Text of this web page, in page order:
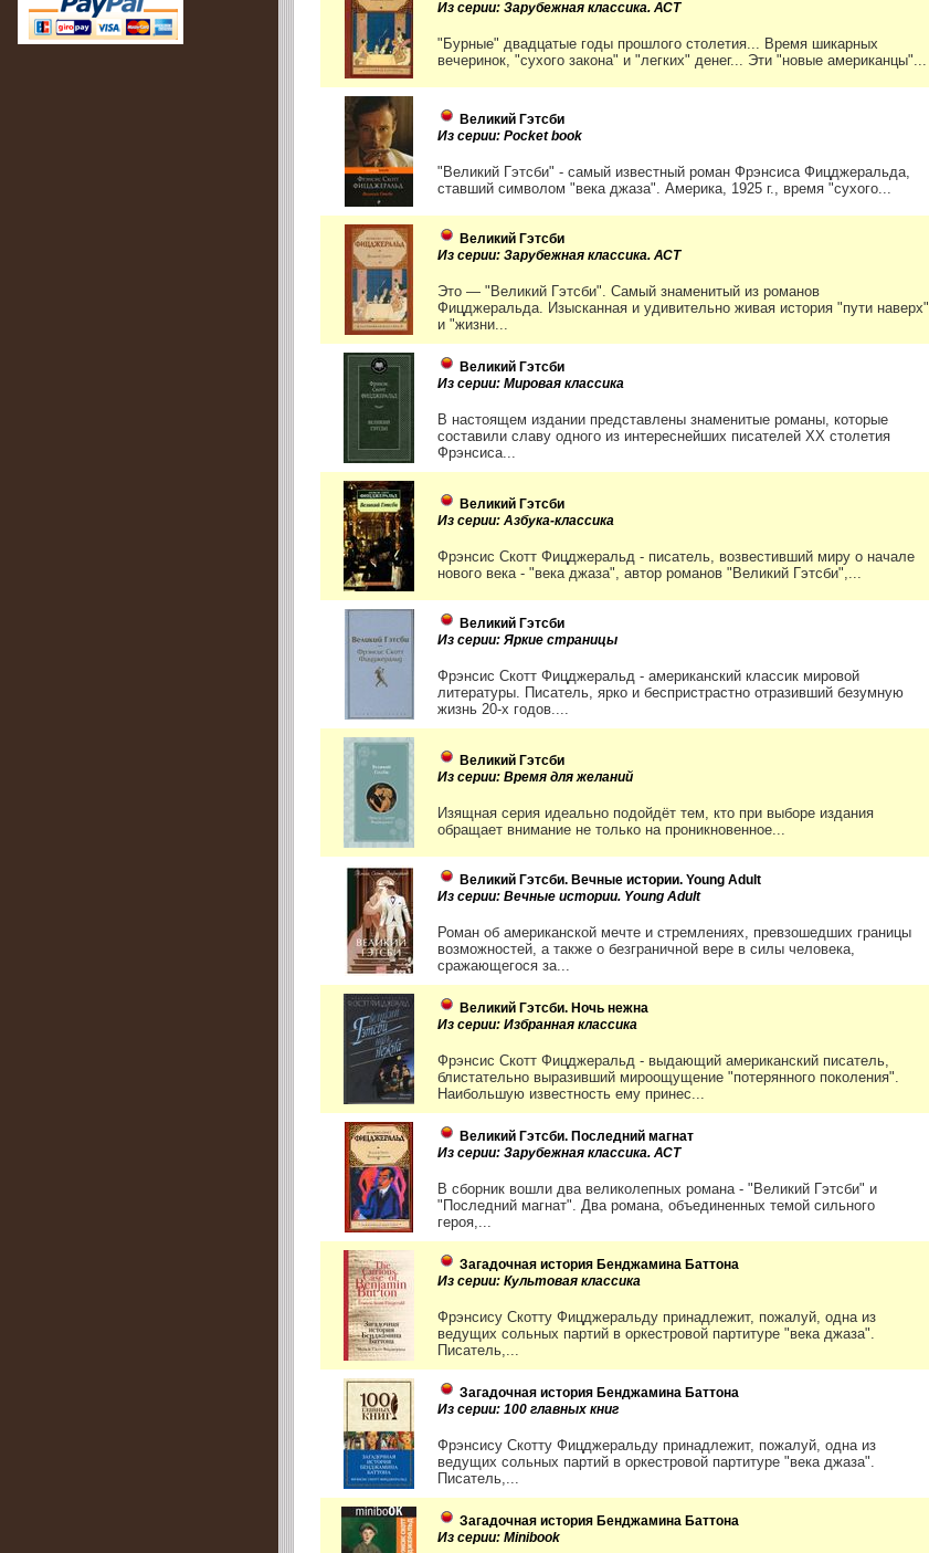
Из серии: Зарубежная классика. АСТ
"Бурные" двадцатые годы прошлого столетия... Время шикарных
вечеринок, "сухого закона" и "легких" денег... Эти "новые американцы"...
Великий Гэтсби
Из серии: Pocket book
"Великий Гэтсби" - самый известный роман Фрэнсиса Фицджеральда,
ставший символом "века джаза". Америка, 1925 г., время "сухого...
Великий Гэтсби
Из серии: Зарубежная классика. АСТ
Это — "Великий Гэтсби". Самый знаменитый из романов
Фицджеральда. Изысканная и удивительно живая история "пути наверх"
и "жизни...
Великий Гэтсби
Из серии: Мировая классика
В настоящем издании представлены знаменитые романы, которые
составили славу одного из интереснейших писателей ХХ столетия
Фрэнсиса...
Великий Гэтсби
Из серии: Азбука-классика
Фрэнсис Скотт Фицджеральд - писатель, возвестивший миру о начале
нового века - "века джаза", автор романов "Великий Гэтсби",...
Великий Гэтсби
Из серии: Яркие страницы
Фрэнсис Скотт Фицджеральд - американский классик мировой
литературы. Писатель, ярко и беспристрастно отразивший безумную
жизнь 20-х годов....
Великий Гэтсби
Из серии: Время для желаний
Изящная серия идеально подойдёт тем, кто при выборе издания
обращает внимание не только на проникновенное...
Великий Гэтсби. Вечные истории. Young Adult
Из серии: Вечные истории. Young Adult
Роман об американской мечте и стремлениях, превзошедших границы
возможностей, а также о безграничной вере в силы человека,
сражающегося за...
Великий Гэтсби. Ночь нежна
Из серии: Избранная классика
Фрэнсис Скотт Фицджеральд - выдающий американский писатель,
блистательно выразивший мироощущение "потерянного поколения".
Наибольшую известность ему принес...
Великий Гэтсби. Последний магнат
Из серии: Зарубежная классика. АСТ
В сборник вошли два великолепных романа - "Великий Гэтсби" и
"Последний магнат". Два романа, объединенных темой сильного
героя,...
Загадочная история Бенджамина Баттона
Из серии: Культовая классика
Фрэнсису Скотту Фицджеральду принадлежит, пожалуй, одна из
ведущих сольных партий в оркестровой партитуре "века джаза".
Писатель,...
Загадочная история Бенджамина Баттона
Из серии: 100 главных книг
Фрэнсису Скотту Фицджеральду принадлежит, пожалуй, одна из
ведущих сольных партий в оркестровой партитуре "века джаза".
Писатель,...
Загадочная история Бенджамина Баттона
Из серии: Minibook